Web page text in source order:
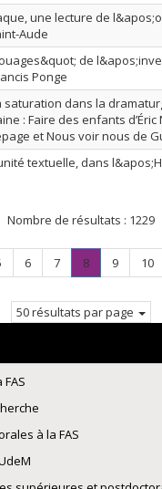
une lecture de
Aude
de
Ponge
saturation dans la
: Faire des enfants d’Éric
et Nous voir nous de
textuelle, dans
Nombre de résultats : 1229
Page
6 Page
7 Page
8.
Page
Page
9 Page
10
50 résultats par page
à la FAS